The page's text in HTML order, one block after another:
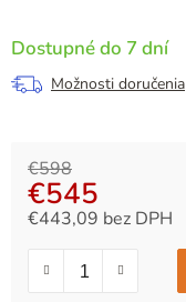
Dostupné do 7 dní
Možnosti doručenia
€598
€545
€443,09 bez DPH